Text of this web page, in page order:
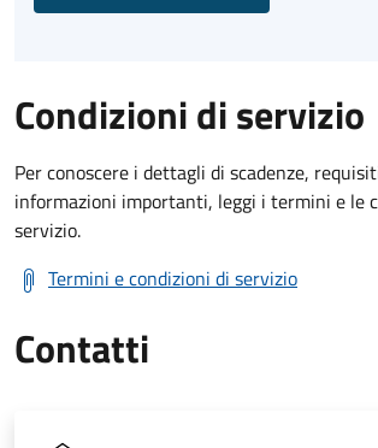
Condizioni di servizio
Per conoscere i dettagli di scadenze,
informazioni importanti, leggi i termini e le
servizio.
Termini e condizioni di servizio
Contatti